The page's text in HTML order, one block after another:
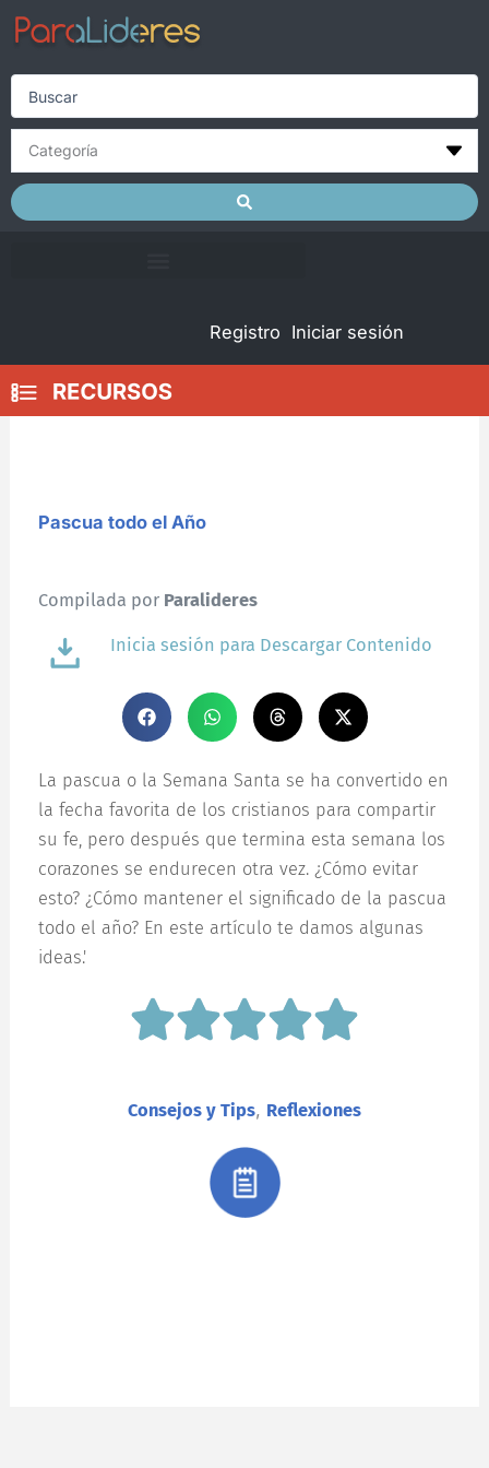
Skip
content
Search
Registro Iniciar sesión
Pascua todo el Año
Compilada por Paralideres
Inicia sesión para Descargar Contenido
La pascua o la Semana Santa se ha convertido en
la fecha favorita de los cristianos para compartir
su fe, pero después que termina esta semana los
corazones se endurecen otra vez. ¿Cómo evitar
esto? ¿Cómo mantener el significado de la pascua
todo el año? En este artículo te damos algunas
ideas.'
Consejos y Tips, Reflexiones